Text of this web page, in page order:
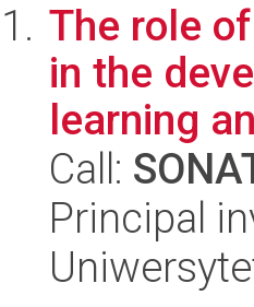
The role
in the
learning
Call:
Principal